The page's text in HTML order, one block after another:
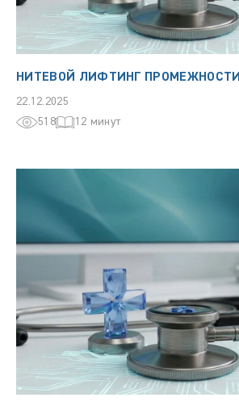
НИТЕВОЙ ЛИФТИНГ ПРОМЕЖНОСТИ
22.12.2025
518
12 минут